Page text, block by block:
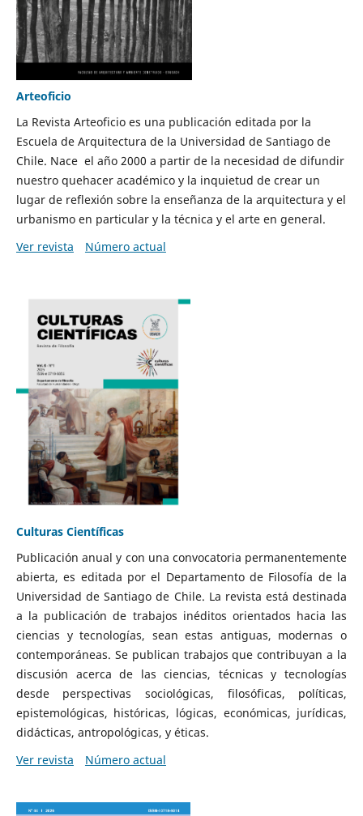
Arteoficio
La Revista Arteoficio es una publicación editada por la
Escuela de Arquitectura de la Universidad de Santiago de
Chile. Nace el año 2000 a partir de la necesidad de difundir
nuestro quehacer académico y la inquietud de crear un
lugar de reflexión sobre la enseñanza de la arquitectura y el
urbanismo en particular y la técnica y el arte en general.
Ver revista
Número actual
Culturas Científicas
Publicación anual y con una convocatoria permanentemente
abierta, es editada por el Departamento de Filosofía de la
Universidad de Santiago de Chile. La revista está destinada
a la publicación de trabajos inéditos orientados hacia las
ciencias y tecnologías, sean estas antiguas, modernas o
contemporáneas. Se publican trabajos que contribuyan a la
discusión acerca de las ciencias, técnicas y tecnologías
desde perspectivas sociológicas, filosóficas, políticas,
epistemológicas, históricas, lógicas, económicas, jurídicas,
didácticas, antropológicas, y éticas.
Ver revista
Número actual